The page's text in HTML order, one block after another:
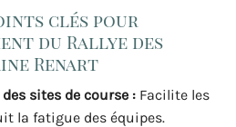
clés pour
du Rallye des
Renart
sites de course :Facilite les
la fatigue des équipes.